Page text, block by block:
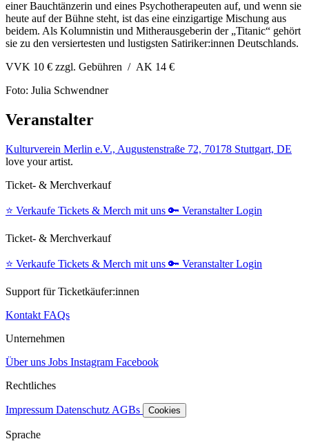
einer Bauchtänzerin und eines Psychotherapeuten auf, und wenn sie
heute auf der Bühne steht, ist das eine einzigartige Mischung aus
beidem. Als Kolumnistin und Mitherausgeberin der „Titanic“ gehört
sie zu den versiertesten und lustigsten Satiriker:innen Deutschlands.
VVK 10 € zzgl. Gebühren / AK 14 €
Foto: Julia Schwendner
Veranstalter
Kulturverein Merlin e.V., Augustenstraße 72, 70178 Stuttgart, DE
love your artist.
Ticket- & Merchverkauf
⭐️ Verkaufe Tickets & Merch mit uns 🔑 Veranstalter Login
Ticket- & Merchverkauf
⭐️ Verkaufe Tickets & Merch mit uns 🔑 Veranstalter Login
Support für Ticketkäufer:innen
Kontakt FAQs
Unternehmen
Über uns Jobs Instagram Facebook
Rechtliches
Impressum Datenschutz AGBs Cookies
Sprache